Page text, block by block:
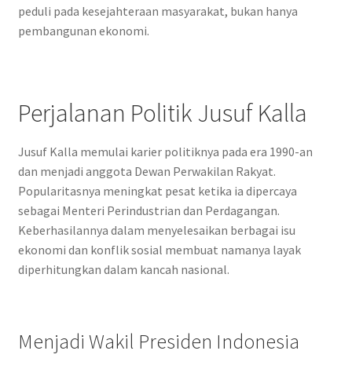
peduli pada kesejahteraan masyarakat, bukan hanya
pembangunan ekonomi.
Perjalanan Politik Jusuf Kalla
Jusuf Kalla memulai karier politiknya pada era 1990-an
dan menjadi anggota Dewan Perwakilan Rakyat.
Popularitasnya meningkat pesat ketika ia dipercaya
sebagai Menteri Perindustrian dan Perdagangan.
Keberhasilannya dalam menyelesaikan berbagai isu
ekonomi dan konflik sosial membuat namanya layak
diperhitungkan dalam kancah nasional.
Menjadi Wakil Presiden Indonesia